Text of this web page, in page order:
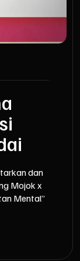
dan
Mojok x
Mental”